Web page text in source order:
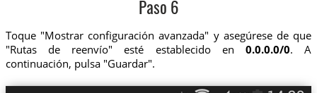
Paso 6
Toque "Mostrar configuración avanzada" y asegúrese de que
"Rutas de reenvío" esté establecido en0.0.0.0/0. A
continuación, pulsa "Guardar".